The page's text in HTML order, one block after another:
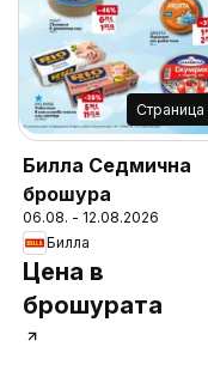
Cтраница
Билла Седмична
брошура
06.08. - 12.08.2026
Билла
Цена в
брошурата